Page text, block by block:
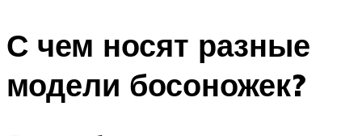
С чем носят разные
модели босоножек?